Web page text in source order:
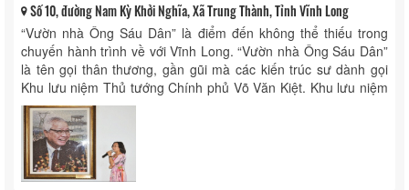
Số 10, đường Nam Kỳ Khởi Nghĩa, Xã Trung Thành, Tỉnh Vĩnh Long
“Vườn nhà Ông Sáu Dân” là điểm đến không thể thiếu trong
chuyến hành trình về với Vĩnh Long. “Vườn nhà Ông Sáu Dân”
là tên gọi thân thương, gần gũi mà các kiến trúc sư dành gọi
Khu lưu niệm Thủ tướng Chính phủ Võ Văn Kiệt. Khu lưu niệm
...